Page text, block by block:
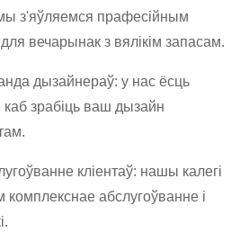
з'яўляемся прафесійным
вечарынак з вялікім запасам.
дызайнераў: у нас ёсць
каб зрабіць ваш дызайн
кліентаў: нашы калегі
абслугоўванне і